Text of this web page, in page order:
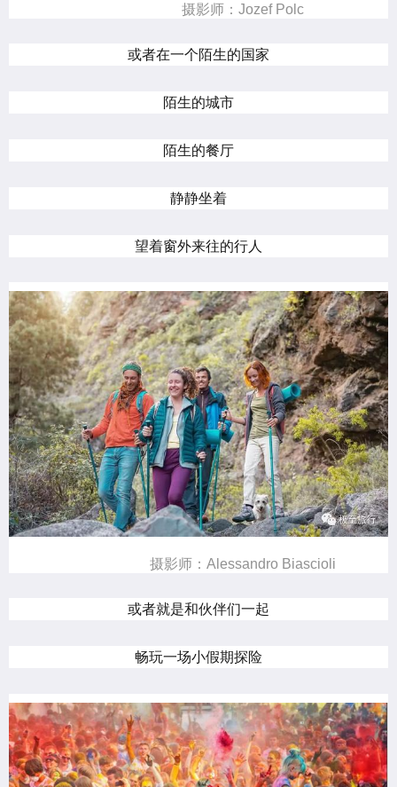
摄影师：Jozef Polc
或者在一个陌生的国家
陌生的城市
陌生的餐厅
静静坐着
望着窗外来往的行人
摄影师：Alessandro Biascioli
或者就是和伙伴们一起
畅玩一场小假期探险